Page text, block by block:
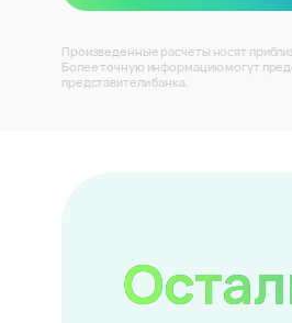
Произведенные расчеты носят
Более точную информацию могут
представители банка.